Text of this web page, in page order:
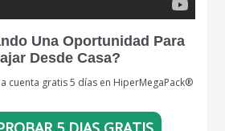
Una Oportunidad Para
Desde Casa?
cuenta gratis 5 días en HiperMegaPack®